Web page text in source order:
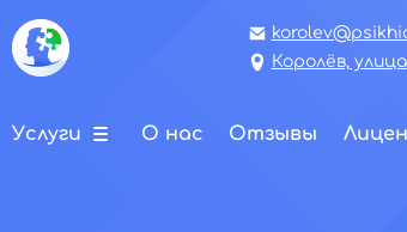
Королёв,
Услуги О нас Отзывы